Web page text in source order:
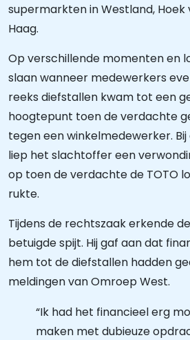
supermarkten in Westland, Hoek
Haag.
Op verschillende momenten en
slaan wanneer medewerkers
reeks diefstallen kwam tot een
hoogtepunt toen de verdachte
tegen een winkelmedewerker.
liep het slachtoffer een
op toen de verdachte de TOTO
rukte.
Tijdens de rechtszaak erkende
betuigde spijt. Hij gaf aan dat
hem tot de diefstallen hadden
meldingen van Omroep West.
“Ik had het financieel erg
maken met dubieuze